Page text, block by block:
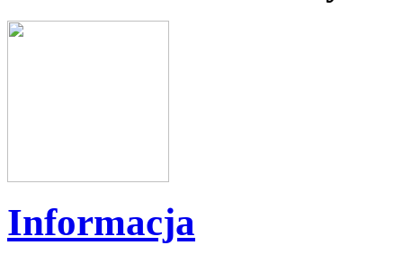
Informacja